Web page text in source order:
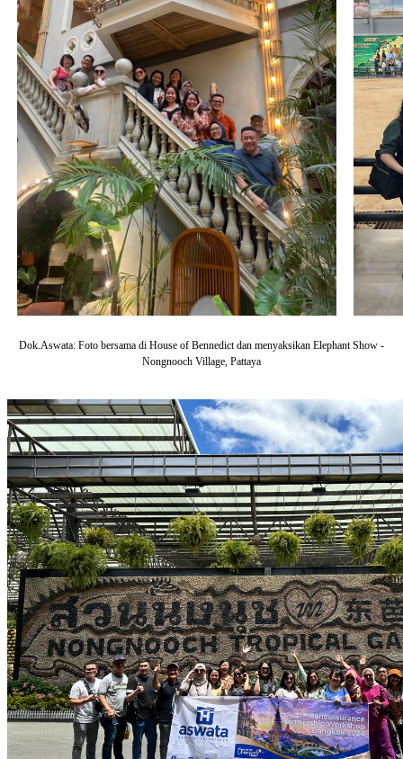
Dok.Aswata: Foto bersama di House of Bennedict dan menyaksikan Elephant Show -
Nongnooch Village, Pattaya